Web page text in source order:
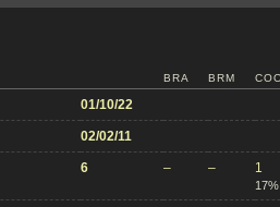
BRA BRM
01/10/22
02/02/11
6 – – 1
17%